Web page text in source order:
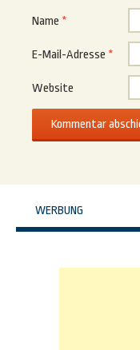
Name *
E-Mail-Adresse *
Website
WERBUNG